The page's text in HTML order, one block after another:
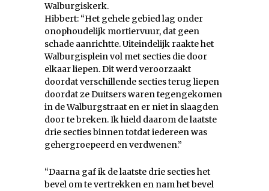
Walburgiskerk.
Hibbert: “Het gehele gebied lag onder
onophoudelijk mortiervuur, dat geen
schade aanrichtte. Uiteindelijk raakte het
Walburgisplein vol met secties die door
elkaar liepen. Dit werd veroorzaakt
doordat verschillende secties terug liepen
doordat ze Duitsers waren tegengekomen
in de Walburgstraat en er niet in slaagden
door te breken. Ik hield daarom de laatste
drie secties binnen totdat iedereen was
gehergroepeerd en verdwenen.”
“Daarna gaf ik de laatste drie secties het
bevel om te vertrekken en nam het bevel